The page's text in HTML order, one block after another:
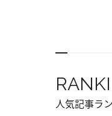
人気記事ラ